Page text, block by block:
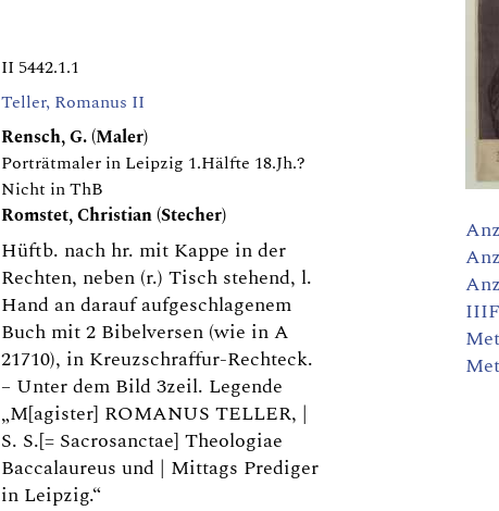
II 5442.1.1
Teller, Romanus II
Rensch, G. (Maler)
Porträtmaler in Leipzig 1.Hälfte 18.Jh.?
Nicht in ThB
Romstet, Christian (Stecher)
Hüftb. nach hr. mit Kappe in der
Rechten, neben (r.) Tisch stehend, l.
Hand an darauf aufgeschlagenem
Buch mit 2 Bibelversen (wie in A
21710), in Kreuzschraffur-Rechteck.
– Unter dem Bild 3zeil. Legende
„M[agister] ROMANUS TELLER, |
S. S.[= Sacrosanctae] Theologiae
Baccalaureus und | Mittags Prediger
in Leipzig.“